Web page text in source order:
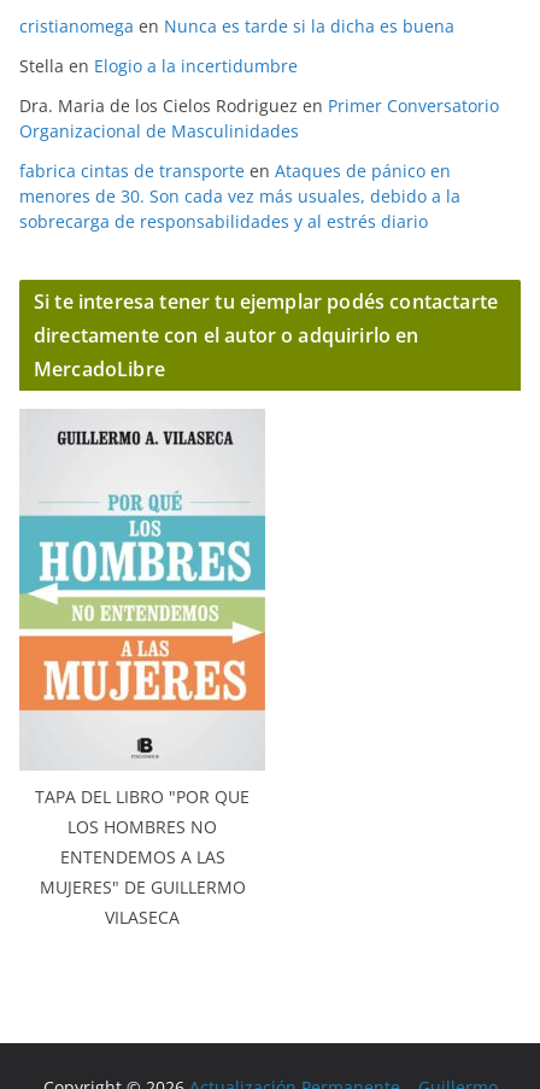
cristianomega en Nunca es tarde si la dicha es buena
Stella en Elogio a la incertidumbre
Dra. Maria de los Cielos Rodriguez en Primer Conversatorio
Organizacional de Masculinidades
fabrica cintas de transporte en Ataques de pánico en
menores de 30. Son cada vez más usuales, debido a la
sobrecarga de responsabilidades y al estrés diario
Si te interesa tener tu ejemplar podés contactarte
directamente con el autor o adquirirlo en
MercadoLibre
TAPA DEL LIBRO "POR QUE
LOS HOMBRES NO
ENTENDEMOS A LAS
MUJERES" DE GUILLERMO
VILASECA